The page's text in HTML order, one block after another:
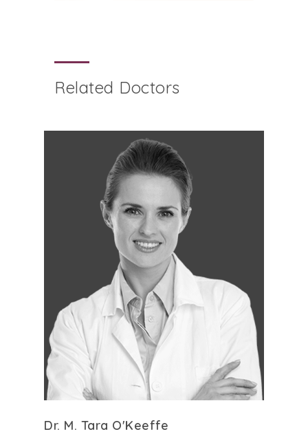
Related Doctors
Dr. M. Tara O'Keeffe